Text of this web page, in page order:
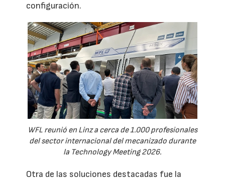
configuración.
WFL reunió en Linz a cerca de 1.000 profesionales
del sector internacional del mecanizado durante
la Technology Meeting 2026.
Otra de las soluciones destacadas fue la